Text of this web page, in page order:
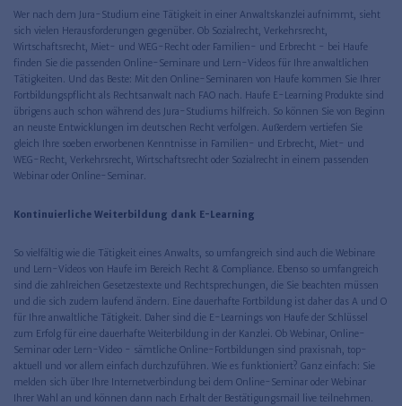
Wer nach dem Jura-Studium eine Tätigkeit in einer Anwaltskanzlei aufnimmt, sieht
sich vielen Herausforderungen gegenüber. Ob Sozialrecht, Verkehrsrecht,
Wirtschaftsrecht, Miet- und WEG-Recht oder Familien- und Erbrecht - bei Haufe
finden Sie die passenden Online-Seminare und Lern-Videos für Ihre anwaltlichen
Tätigkeiten. Und das Beste: Mit den Online-Seminaren von Haufe kommen Sie Ihrer
Fortbildungspflicht als Rechtsanwalt nach FAO nach. Haufe E-Learning Produkte sind
übrigens auch schon während des Jura-Studiums hilfreich. So können Sie von Beginn
an neuste Entwicklungen im deutschen Recht verfolgen. Außerdem vertiefen Sie
gleich Ihre soeben erworbenen Kenntnisse in Familien- und Erbrecht, Miet- und
WEG-Recht, Verkehrsrecht, Wirtschaftsrecht oder Sozialrecht in einem passenden
Webinar oder Online-Seminar.
Kontinuierliche Weiterbildung dank E-Learning
So vielfältig wie die Tätigkeit eines Anwalts, so umfangreich sind auch die Webinare
und Lern-Videos von Haufe im Bereich Recht & Compliance. Ebenso so umfangreich
sind die zahlreichen Gesetzestexte und Rechtsprechungen, die Sie beachten müssen
und die sich zudem laufend ändern. Eine dauerhafte Fortbildung ist daher das A und O
für Ihre anwaltliche Tätigkeit. Daher sind die E-Learnings von Haufe der Schlüssel
zum Erfolg für eine dauerhafte Weiterbildung in der Kanzlei. Ob Webinar, Online-
Seminar oder Lern-Video - sämtliche Online-Fortbildungen sind praxisnah, top-
aktuell und vor allem einfach durchzuführen. Wie es funktioniert? Ganz einfach: Sie
melden sich über Ihre Internetverbindung bei dem Online-Seminar oder Webinar
Ihrer Wahl an und können dann nach Erhalt der Bestätigungsmail live teilnehmen.